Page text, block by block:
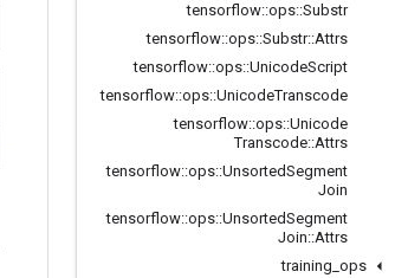
tensorflow::ops::Substr
tensorflow::ops::Substr::Attrs
tensorflow::ops::UnicodeScript
tensorflow::ops::UnicodeTranscode
tensorflow::ops::Unicode
Transcode::Attrs
tensorflow::ops::UnsortedSegment
Join
tensorflow::ops::UnsortedSegment
Join::Attrs
training ops